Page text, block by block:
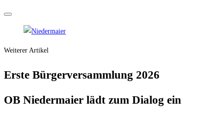
Weiterer Artikel
Ers­te Bür­ger­ver­samm­lung 2026
OB Nie­der­mai­er lädt zum Dia­log ein